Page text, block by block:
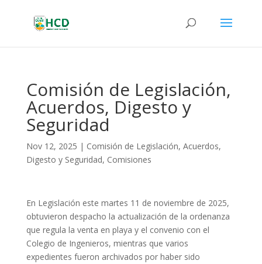
Comisión de Legislación,
Acuerdos, Digesto y
Seguridad
Nov 12, 2025 | Comisión de Legislación, Acuerdos,
Digesto y Seguridad, Comisiones
En Legislación este martes 11 de noviembre de 2025,
obtuvieron despacho la actualización de la ordenanza
que regula la venta en playa y el convenio con el
Colegio de Ingenieros, mientras que varios
expedientes fueron archivados por haber sido